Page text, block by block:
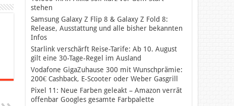
stehen
Samsung Galaxy Z Flip 8 & Galaxy Z Fold 8:
Release, Ausstattung und alle bisher bekannten
Infos
Starlink verschärft Reise-Tarife: Ab 10. August
gilt eine 30-Tage-Regel im Ausland
Vodafone GigaZuhause 300 mit Wunschprämie:
200€ Cashback, E-Scooter oder Weber Gasgrill
Pixel 11: Neue Farben geleakt – Amazon verrät
offenbar Googles gesamte Farbpalette